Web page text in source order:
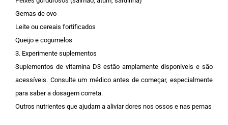
Gemas de ovo
Leite ou cereais fortificados
Queijo e cogumelos
3. Experimente suplementos
Suplementos de vitamina D3 estão amplamente disponíveis e são
acessíveis. Consulte um médico antes de começar, especialmente
para saber a dosagem correta.
Outros nutrientes que ajudam a aliviar dores nos ossos e nas pernas